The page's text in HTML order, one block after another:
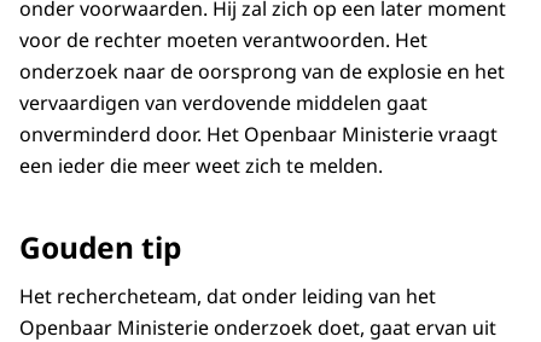
onder voorwaarden. Hij zal zich op een later moment
voor de rechter moeten verantwoorden. Het
onderzoek naar de oorsprong van de explosie en het
vervaardigen van verdovende middelen gaat
onverminderd door. Het Openbaar Ministerie vraagt
een ieder die meer weet zich te melden.
Gouden tip
Het rechercheteam, dat onder leiding van het
Openbaar Ministerie onderzoek doet, gaat ervan uit